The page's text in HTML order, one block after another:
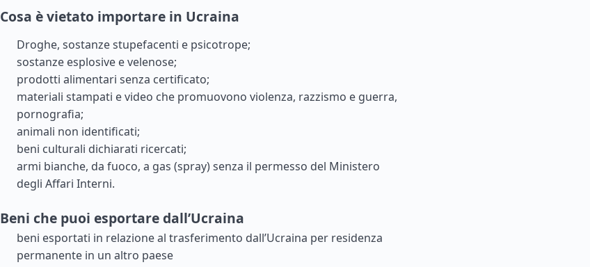
Cosa è vietato importare in Ucraina
Droghe, sostanze stupefacenti e psicotrope;
sostanze esplosive e velenose;
prodotti alimentari senza certificato;
materiali stampati e video che promuovono violenza, razzismo e guerra,
pornografia;
animali non identificati;
beni culturali dichiarati ricercati;
armi bianche, da fuoco, a gas (spray) senza il permesso del Ministero
degli Affari Interni.
Beni che puoi esportare dall’Ucraina
beni esportati in relazione al trasferimento dall’Ucraina per residenza
permanente in un altro paese